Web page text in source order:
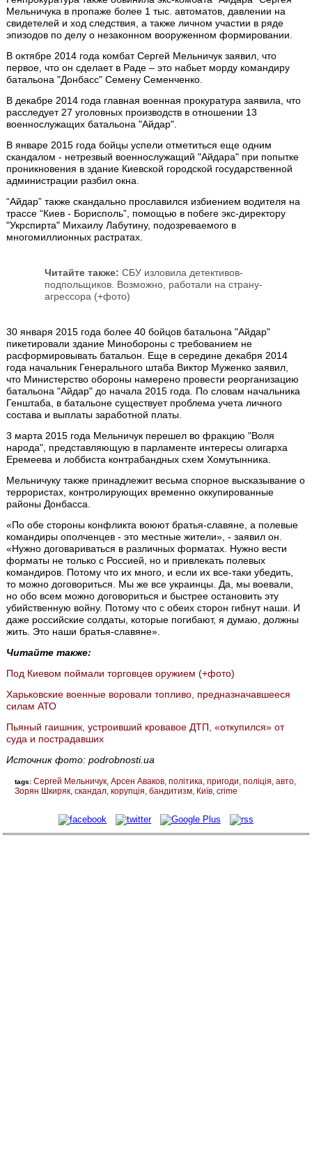
Мельничука в пропаже более 1 тыс. автоматов, давлении на
свидетелей и ход следствия, а также личном участии в ряде
эпизодов по делу о незаконном вооруженном формировании.
В октябре 2014 года комбат Сергей Мельничук заявил, что
первое, что он сделает в Раде – это набьет морду командиру
батальона "Донбасс" Семену Семенченко.
В декабре 2014 года главная военная прокуратура заявила, что
расследует 27 уголовных производств в отношении 13
военнослужащих батальона "Айдар".
В январе 2015 года бойцы успели отметиться еще одним
скандалом - нетрезвый военнослужащий "Айдара" при попытке
проникновения в здание Киевской городской государственной
администрации разбил окна.
“Айдар” также скандально прославился избиением водителя на
трассе “Киев - Борисполь”, помощью в побеге экс-директору
"Укрспирта" Михаилу Лабутину, подозреваемого в
многомиллионных растратах.
Читайте также: СБУ изловила детективов-
подпольщиков. Возможно, работали на страну-
агрессора (+фото)
30 января 2015 года более 40 бойцов батальона "Айдар"
пикетировали здание Минобороны с требованием не
расформировывать батальон. Еще в середине декабря 2014
года начальник Генерального штаба Виктор Муженко заявил,
что Министерство обороны намерено провести реорганизацию
батальона "Айдар" до начала 2015 года. По словам начальника
Генштаба, в батальоне существует проблема учета личного
состава и выплаты заработной платы.
3 марта 2015 года Мельничук перешел во фракцию "Воля
народа", представляющую в парламенте интересы олигарха
Еремеева и лоббиста контрабандных схем Хомутынника.
Мельничуку также принадлежит весьма спорное высказывание о
террористах, контролирующих временно оккупированные
районы Донбасса.
«По обе стороны конфликта воюют братья-славяне, а полевые
командиры ополченцев - это местные жители», - заявил он.
«Нужно договариваться в различных форматах. Нужно вести
форматы не только с Россией, но и привлекать полевых
командиров. Потому что их много, и если их все-таки убедить,
то можно договориться. Мы же все украинцы. Да, мы воевали,
но обо всем можно договориться и быстрее остановить эту
убийственную войну. Потому что с обеих сторон гибнут наши. И
даже российские солдаты, которые погибают, я думаю, должны
жить. Это наши братья-славяне».
Читайте также:
Под Киевом поймали торговцев оружием (+фото)
Харьковские военные воровали топливо, предназначавшееся
силам АТО
Пьяный гаишник, устроивший кровавое ДТП, «откупился» от
суда и пострадавших
Источник фото: podrobnosti.ua
tags:Сергей Мельничук Арсен Аваков політика пригоди поліція авто
Зорян Шкиряк скандал корупція бандитизм Київ crime